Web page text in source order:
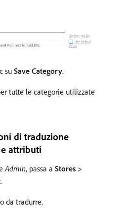
su Save Category.
tutte le categorie utilizzate
di traduzione
attributi
Admin, passa a Stores >
.
da tradurre.